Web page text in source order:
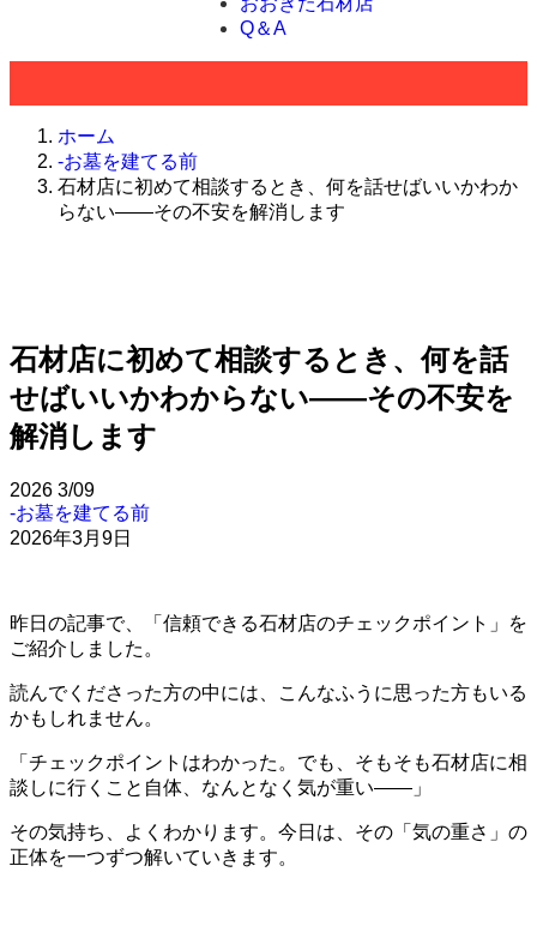
Q＆A
ホーム
-お墓を建てる前
石材店に初めて相談するとき、何を話せばいいかわか
らない——その不安を解消します
石材店に初めて相談するとき、何を話
せばいいかわからない——その不安を
解消します
2026 3/09
-お墓を建てる前
2026年3月9日
昨日の記事で、「信頼できる石材店のチェックポイント」を
ご紹介しました。
読んでくださった方の中には、こんなふうに思った方もいる
かもしれません。
「チェックポイントはわかった。でも、そもそも石材店に相
談しに行くこと自体、なんとなく気が重い——」
その気持ち、よくわかります。今日は、その「気の重さ」の
正体を一つずつ解いていきます。